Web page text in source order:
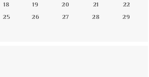
18 19 20 21
22
25 26 27 28
29